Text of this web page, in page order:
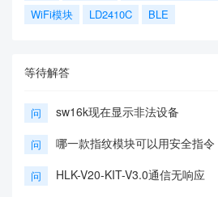
WiFi模块
LD2410C BLE
等待解答
问 sw16k现在显示非法设备
问 哪一款指纹模块可以用安全指令
问 HLK-V20-KIT-V3.0通信无响应